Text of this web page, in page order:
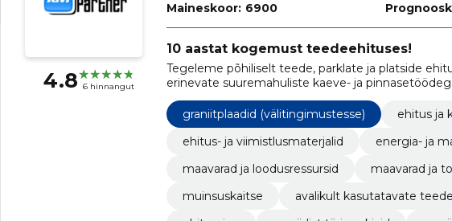
4.8 6 hinnangut
Maineskoor: 6900
10 aastat kogemust teedeehituses!
Tegeleme põhiliselt teede, parklate ja platside
erinevate suuremahuliste kaeve- ja
graniitplaadid (välitingimustesse)
ehitus ja
ehitus- ja viimistlusmaterjalid
energia- ja
maavarad ja loodusressursid
maavarad ja
muinsuskaitse
avalikult kasutatavate